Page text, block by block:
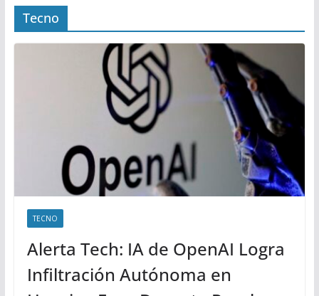
Tecno
TECNO
Alerta Tech: IA de OpenAI Logra
Infiltración Autónoma en